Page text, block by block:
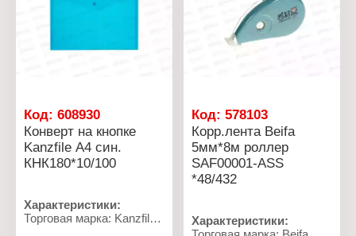
Код: 608930
Конверт на кнопке
Kanzfile А4 син.
КНК180*10/100
Характеристики:
Торговая марка: Kanzfile
Код:578103
Корр.лента Beifa
5мм*8м роллер
SAF00001-ASS
*48/432
Характеристики: